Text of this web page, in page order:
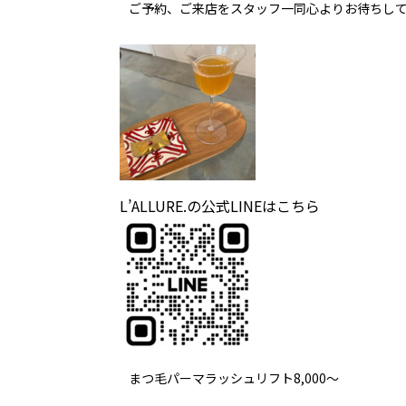
ご予約、ご来店をスタッフ一同心よりお待ちして
L’ALLURE.の公式LINEはこちら
まつ毛パーマラッシュリフト8,000～